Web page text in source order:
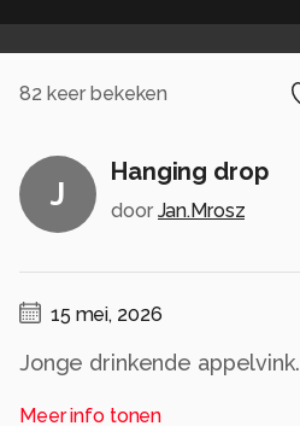
82 keer bekeken
J
Hanging drop
door Jan.Mrosz
15 mei, 2026
Jonge drinkende appelvink.
Alle rechten voorbehouden
Meer info tonen